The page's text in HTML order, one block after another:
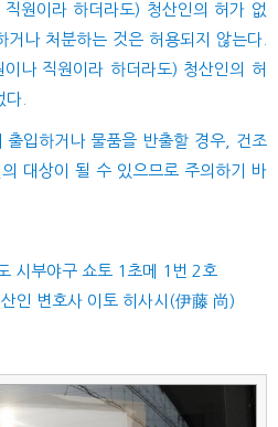
원이라 하더라도) 청산인의 허가 없
나 처분하는 것은 허용되지 않는다.
나 직원이라 하더라도) 청산인의 허
.
입하거나 물품을 반출할 경우, 건조
대상이 될 수 있으므로 주의하기 바
시부야구 쇼토 1초메 1번 2호
인 변호사 이토 히사시(伊藤 尚)